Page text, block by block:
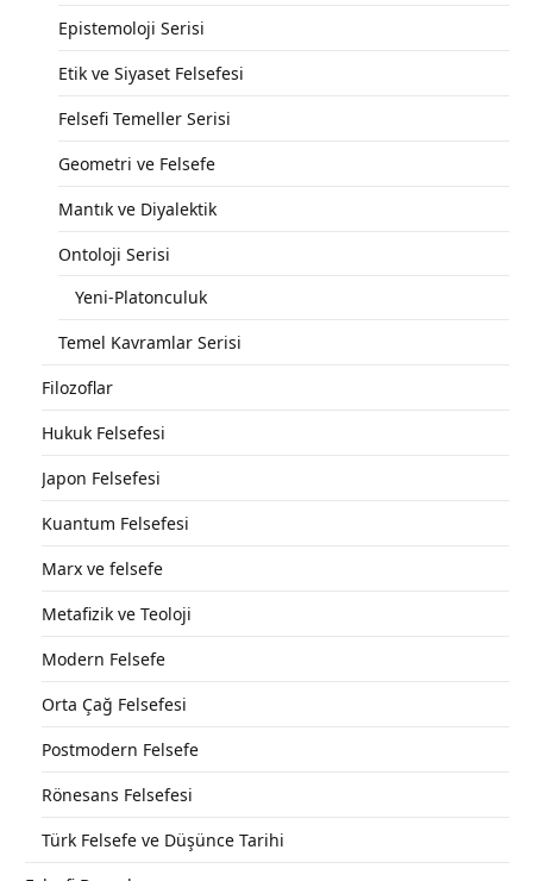
Epistemoloji Serisi
Etik ve Siyaset Felsefesi
Felsefi Temeller Serisi
Geometri ve Felsefe
Mantık ve Diyalektik
Ontoloji Serisi
Yeni-Platonculuk
Temel Kavramlar Serisi
Filozoflar
Hukuk Felsefesi
Japon Felsefesi
Kuantum Felsefesi
Marx ve felsefe
Metafizik ve Teoloji
Modern Felsefe
Orta Çağ Felsefesi
Postmodern Felsefe
Rönesans Felsefesi
Türk Felsefe ve Düşünce Tarihi